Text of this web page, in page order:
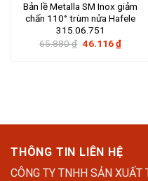
Bản lề Metalla SM Inox giảm
chấn 110° trùm nửa Hafele
315.06.751
65.880₫ Giá
46.116₫Giá
hiện
THÔNG TIN LIÊN HỆ
CÔNG TY TNHH SẢN XUẤT